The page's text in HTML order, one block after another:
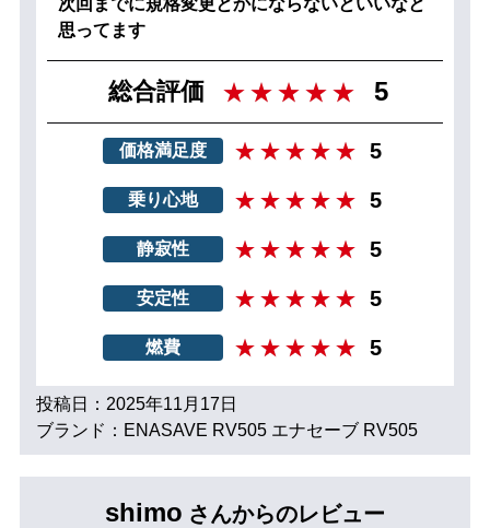
次回までに規格変更とかにならないといいなと
思ってます
総合評価 5
価格満足度 5
乗り心地 5
静寂性 5
安定性 5
燃費 5
投稿日：2025年11月17日
ブランド：ENASAVE RV505 エナセーブ RV505
shimo さんからのレビュー